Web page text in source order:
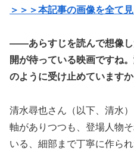
＞＞＞本記事の画像を全て
――あらすじを読んで想像し
開が待っている映画ですね
のように受け止めていますか
清水尋也さん（以下、清水
軸がありつつも、登場人物
いる、細部まで丁寧に作ら